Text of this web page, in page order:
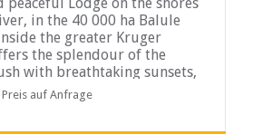
in the 40 000 ha Balule
the greater Kruger
the splendour of the
with breathtaking sunsets,
the Big 5 ...
Preis auf Anfrage